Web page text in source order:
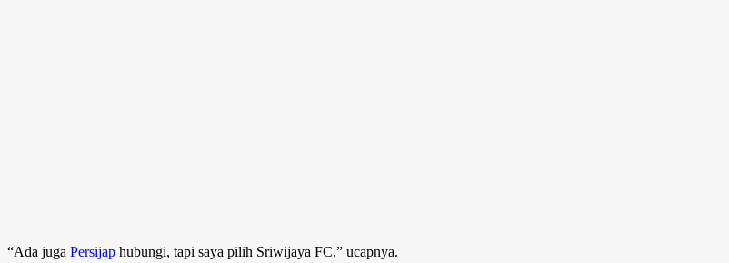
“Ada juga Persijap hubungi, tapi saya pilih Sriwijaya FC,” ucapnya.